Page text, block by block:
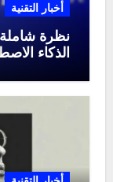
أخبار التقنية
نظرة شاملة
الذكاء